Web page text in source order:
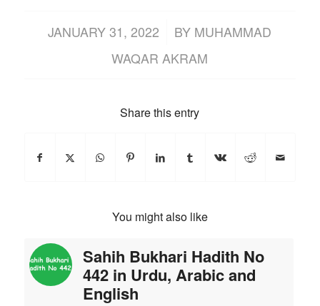
JANUARY 31, 2022
/ BY MUHAMMAD
WAQAR AKRAM
Share this entry
You might also like
Sahih Bukhari Hadith No
442 in Urdu, Arabic and
English